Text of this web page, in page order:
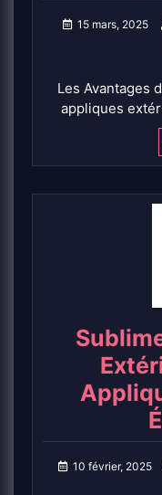
15 mars, 2025
Les Avantages
appliques
10 février, 2025